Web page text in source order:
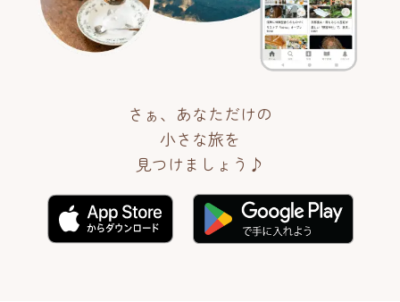
さぁ、あなただけの
小さな旅を
見つけましょう♪